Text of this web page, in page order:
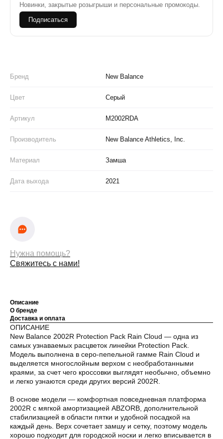
Новинки, закрытые розыгрыши и персональные промокоды.
Подписаться
Бренд New Balance
Цвет Серый
Артикул M2002RDA
Производитель New Balance Athletics, Inc.
Материал Замша
Дата выхода 2021
Нужна помощь?
Свяжитесь с нами!
Описание
О бренде
Доставка и оплата
ОПИСАНИЕ
New Balance 2002R Protection Pack Rain Cloud — одна из
самых узнаваемых расцветок линейки Protection Pack.
Модель выполнена в серо-пепельной гамме Rain Cloud и
выделяется многослойным верхом с необработанными
краями, за счет чего кроссовки выглядят необычно, объемно
и легко узнаются среди других версий 2002R.
В основе модели — комфортная повседневная платформа
2002R с мягкой амортизацией ABZORB, дополнительной
стабилизацией в области пятки и удобной посадкой на
каждый день. Верх сочетает замшу и сетку, поэтому модель
хорошо подходит для городской носки и легко вписывается в
Оплата частями
Оплатите сегодня 25% стоимости покупки
картой любого банка, остальное — тремя
Оплата
сегодня
Через
Через
4 недели
Через
6 недель